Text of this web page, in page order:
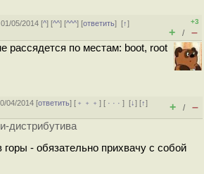
05/2014 [^] [^^] [^^^] [ответить][↑]
+3
+ / –
рассядется по местам: boot, root
04/2014 [ответить] [ ﹢﹢﹢] [ · · ·][↓] [↑]
+ / –
дистрибутива
- обязательно прихвачу с собой